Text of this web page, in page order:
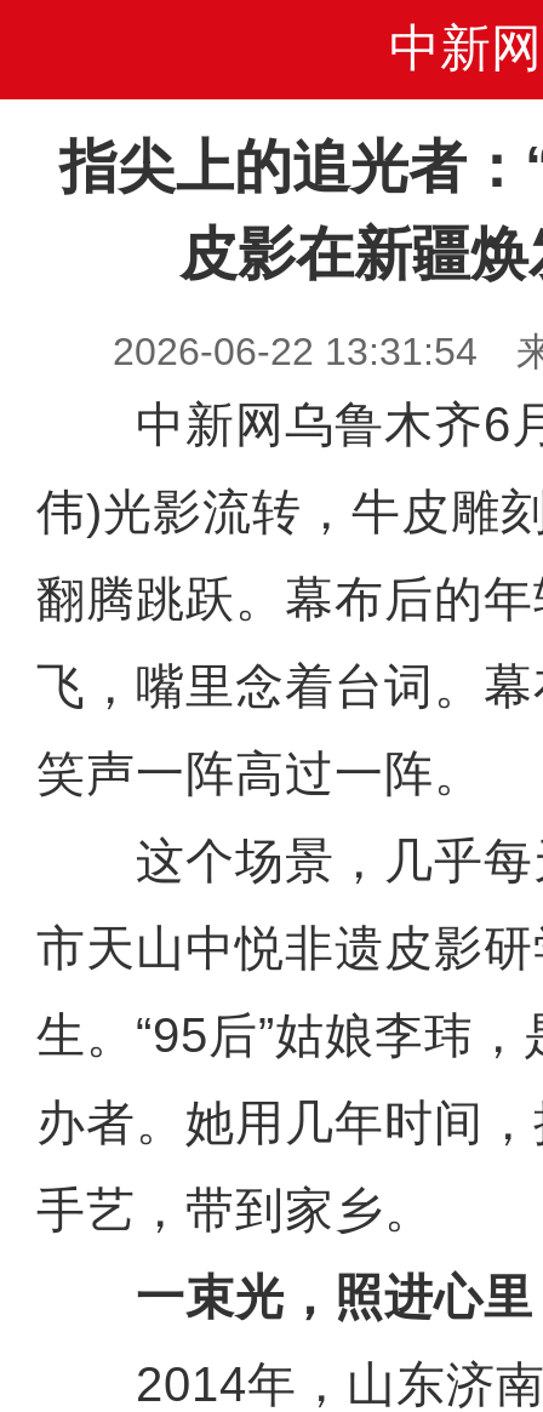
中新网
指尖上的追光者：
皮影在新疆
2026-06-22 13:31:54
中新网乌鲁木齐6
伟)光影流转，牛皮雕
翻腾跳跃。幕布后的
飞，嘴里念着台词。
笑声一阵高过一阵。
这个场景，几乎每
市天山中悦非遗皮影
生。“95后”姑娘李玮
办者。她用几年时间，
手艺，带到家乡。
一束光，照进心里
2014年，山东济南